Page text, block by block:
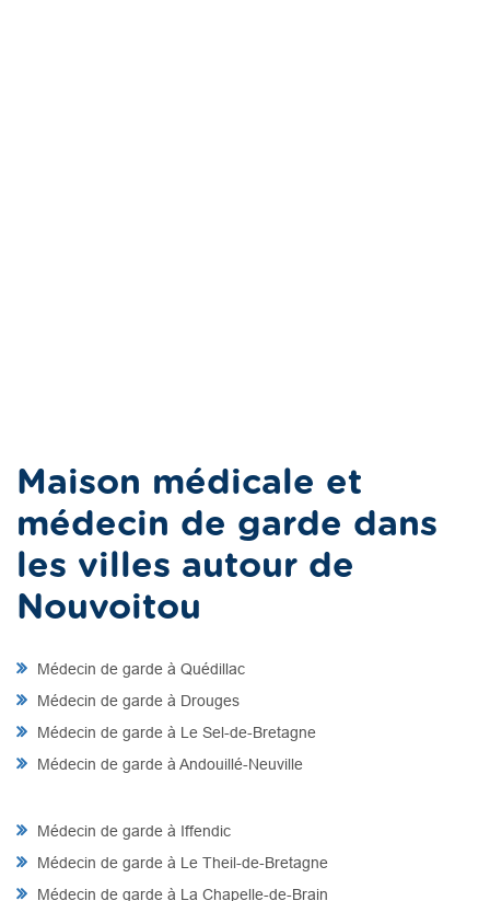
Maison médicale et
médecin de garde dans
les villes autour de
Nouvoitou
Médecin de garde à Quédillac
Médecin de garde à Drouges
Médecin de garde à Le Sel-de-Bretagne
Médecin de garde à Andouillé-Neuville
Médecin de garde à Iffendic
Médecin de garde à Le Theil-de-Bretagne
Médecin de garde à La Chapelle-de-Brain